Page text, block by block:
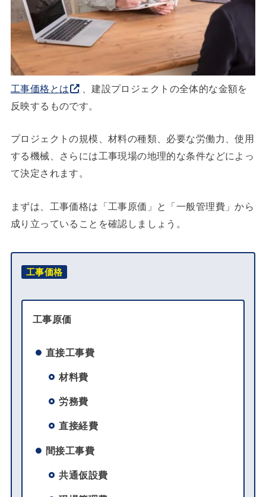
工事価格とは
、建設プロジェクトの全体的な金額を
反映するものです。
プロジェクトの規模、材料の種類、必要な労働力、使用
する機械、さらには工事現場の地理的な条件などによっ
て決定されます。
まずは、工事価格は「工事原価」と「一般管理費」から
成り立っていることを確認しましょう。
工事価格
工事原価
直接工事費
材料費
労務費
直接経費
間接工事費
共通仮設費